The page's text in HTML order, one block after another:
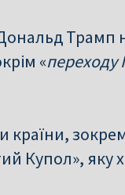
Трамп
«переходу
країни,
Купол», яку